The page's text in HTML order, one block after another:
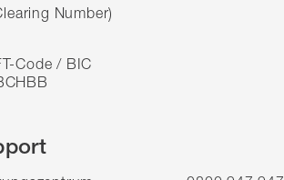
Number)
Code / BIC